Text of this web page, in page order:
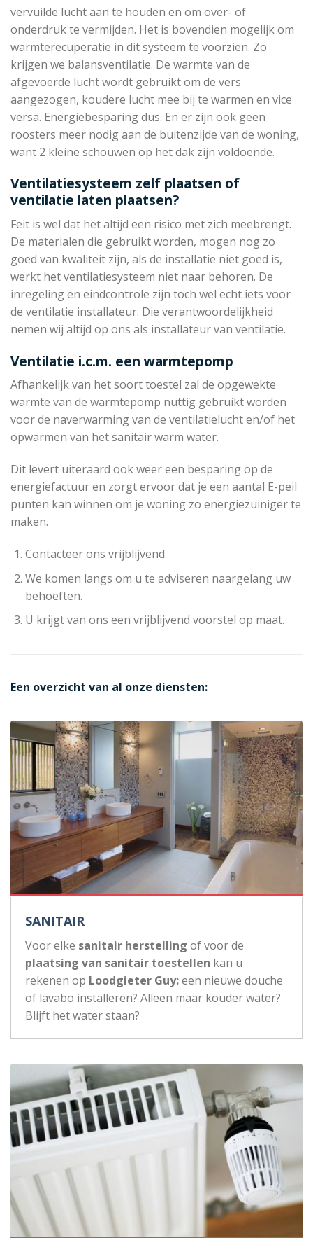
vervuilde lucht aan te houden en om over- of
onderdruk te vermijden. Het is bovendien mogelijk om
warmterecuperatie in dit systeem te voorzien. Zo
krijgen we balansventilatie. De warmte van de
afgevoerde lucht wordt gebruikt om de vers
aangezogen, koudere lucht mee bij te warmen en vice
versa. Energiebesparing dus. En er zijn ook geen
roosters meer nodig aan de buitenzijde van de woning,
want 2 kleine schouwen op het dak zijn voldoende.
Ventilatiesysteem zelf plaatsen of
ventilatie laten plaatsen?
Feit is wel dat het altijd een risico met zich meebrengt.
De materialen die gebruikt worden, mogen nog zo
goed van kwaliteit zijn, als de installatie niet goed is,
werkt het ventilatiesysteem niet naar behoren. De
inregeling en eindcontrole zijn toch wel echt iets voor
de ventilatie installateur. Die verantwoordelijkheid
nemen wij altijd op ons als installateur van ventilatie.
Ventilatie i.c.m. een warmtepomp
Afhankelijk van het soort toestel zal de opgewekte
warmte van de warmtepomp nuttig gebruikt worden
voor de naverwarming van de ventilatielucht en/of het
opwarmen van het sanitair warm water.
Dit levert uiteraard ook weer een besparing op de
energiefactuur en zorgt ervoor dat je een aantal E-peil
punten kan winnen om je woning zo energiezuiniger te
maken.
Contacteer ons vrijblijvend.
We komen langs om u te adviseren naargelang uw
behoeften.
U krijgt van ons een vrijblijvend voorstel op maat.
Een overzicht van al onze diensten:
SANITAIR
Voor elke sanitair herstelling of voor de
plaatsing van sanitair toestellen kan u
rekenen op Loodgieter Guy:een nieuwe douche
of lavabo installeren? Alleen maar kouder water?
Blijft het water staan?